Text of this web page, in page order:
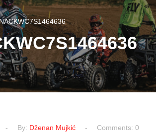
By: Dženan Mujkić Comments: 0